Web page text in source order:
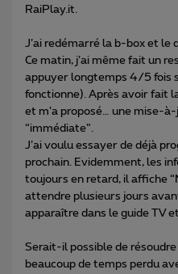
RaiPlay.it.
J’ai redémarré la b-box et le
Ce matin, j’ai même fait un
appuyer longtemps 4/5 fois
fonctionne). Après avoir fait
et m’a proposé… une mise-à-
“immédiate”.
J’ai voulu essayer de déjà
prochain. Evidemment, les
toujours en retard, il affiche
attendre plusieurs jours
apparaître dans le guide TV
Serait-il possible de
beaucoup de temps perdu